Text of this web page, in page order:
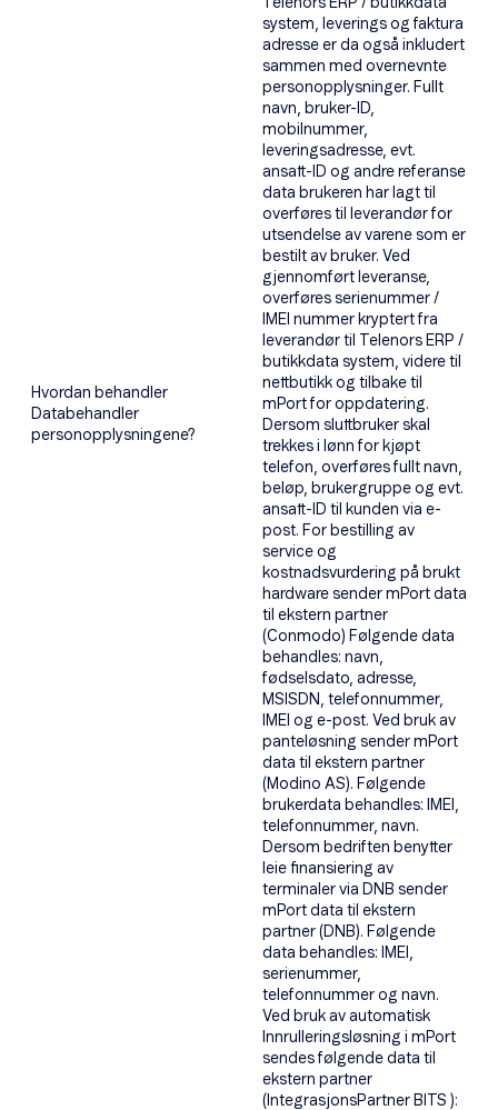
Hvordan behandler
Databehandler
personopplysningene?
Telenors ERP / butikkdata
system, leverings og faktura
adresse er da også inkludert
sammen med overnevnte
personopplysninger. Fullt
navn, bruker-ID,
mobilnummer,
leveringsadresse, evt.
ansatt-ID og andre referanse
data brukeren har lagt til
overføres til leverandør for
utsendelse av varene som er
bestilt av bruker. Ved
gjennomført leveranse,
overføres serienummer /
IMEI nummer kryptert fra
leverandør til Telenors ERP /
butikkdata system, videre til
nettbutikk og tilbake til
mPort for oppdatering.
Dersom sluttbruker skal
trekkes i lønn for kjøpt
telefon, overføres fullt navn,
beløp, brukergruppe og evt.
ansatt-ID til kunden via e-
post. For bestilling av
service og
kostnadsvurdering på brukt
hardware sender mPort data
til ekstern partner
(Conmodo) Følgende data
behandles: navn,
fødselsdato, adresse,
MSISDN, telefonnummer,
IMEI og e-post. Ved bruk av
panteløsning sender mPort
data til ekstern partner
(Modino AS). Følgende
brukerdata behandles: IMEI,
telefonnummer, navn.
Dersom bedriften benytter
leie finansiering av
terminaler via DNB sender
mPort data til ekstern
partner (DNB). Følgende
data behandles: IMEI,
serienummer,
telefonnummer og navn.
Ved bruk av automatisk
Innrulleringsløsning i mPort
sendes følgende data til
ekstern partner
(IntegrasjonsPartner BITS ):